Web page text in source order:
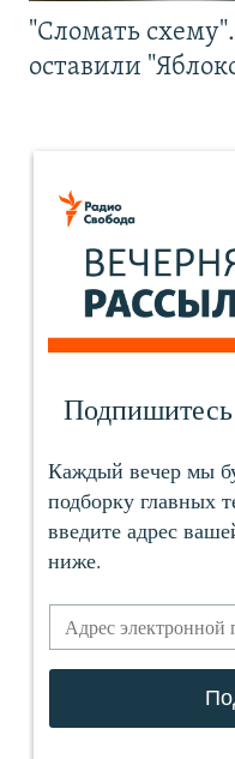
"Сломать
оставили